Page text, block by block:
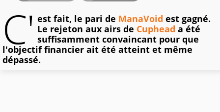
C' est fait, le pari de ManaVoid est gagné.
Le rejeton aux airs de Cuphead a été
suffisamment convaincant pour que
l'objectif financier ait été atteint et même
dépassé.